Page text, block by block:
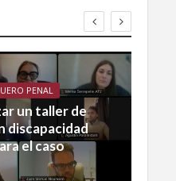
PENAL
un taller de
discapacidad
el caso